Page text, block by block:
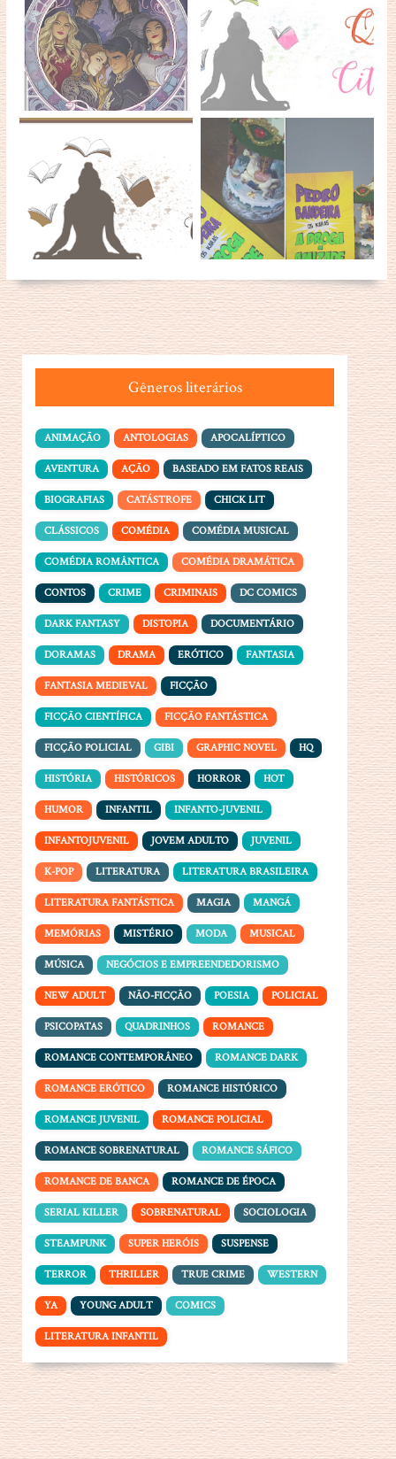
Gêneros literários
ANIMAÇÃO ANTOLOGIAS APOCALÍPTICO
AVENTURA AÇÃO BASEADO EM FATOS REAIS
BIOGRAFIAS CATÁSTROFE CHICK LIT
CLÁSSICOS COMÉDIA COMÉDIA MUSICAL
COMÉDIA ROMÂNTICA COMÉDIA DRAMÁTICA
CONTOS CRIME CRIMINAIS DC COMICS
DARK FANTASY DISTOPIA DOCUMENTÁRIO
DORAMAS DRAMA ERÓTICO FANTASIA
FANTASIA MEDIEVAL FICÇÃO
FICÇÃO CIENTÍFICA FICÇÃO FANTÁSTICA
FICÇÃO POLICIAL GIBI GRAPHIC NOVEL HQ
HISTÓRIA HISTÓRICOS HORROR HOT
HUMOR INFANTIL INFANTO-JUVENIL
INFANTOJUVENIL JOVEM ADULTO JUVENIL
K-POP LITERATURA LITERATURA BRASILEIRA
LITERATURA FANTÁSTICA MAGIA MANGÁ
MEMÓRIAS MISTÉRIO MODA MUSICAL
MÚSICA NEGÓCIOS E EMPREENDEDORISMO
NEW ADULT NÃO-FICÇÃO POESIA POLICIAL
PSICOPATAS QUADRINHOS ROMANCE
ROMANCE CONTEMPORÂNEO ROMANCE DARK
ROMANCE ERÓTICO ROMANCE HISTÓRICO
ROMANCE JUVENIL ROMANCE POLICIAL
ROMANCE SOBRENATURAL ROMANCE SÁFICO
ROMANCE DE BANCA ROMANCE DE ÉPOCA
SERIAL KILLER SOBRENATURAL SOCIOLOGIA
STEAMPUNK SUPER HERÓIS SUSPENSE
TERROR THRILLER TRUE CRIME WESTERN
YA YOUNG ADULT COMICS
LITERATURA INFANTIL